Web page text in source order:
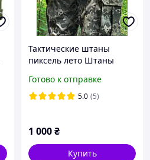
Тактические штаны
пиксель лето Штаны
ММ-14 летние брюки
пиксель ЗСУ
Готово к отправке
5.0 (5)
1 000₴
Купить